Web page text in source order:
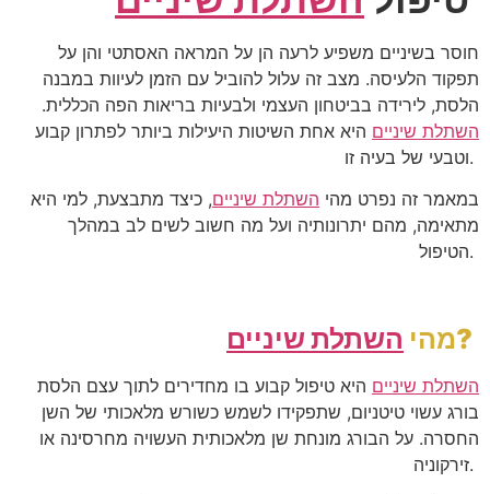
חוסר בשיניים משפיע לרעה הן על המראה האסתטי והן על
תפקוד הלעיסה. מצב זה עלול להוביל עם הזמן לעיוות במבנה
הלסת, לירידה בביטחון העצמי ולבעיות בריאות הפה הכללית.
השתלת שיניים היא אחת השיטות היעילות ביותר לפתרון קבוע
וטבעי של בעיה זו.
במאמר זה נפרט מהי השתלת שיניים, כיצד מתבצעת, למי היא
מתאימה, מהם יתרונותיה ועל מה חשוב לשים לב במהלך
הטיפול.
מהי השתלת שיניים ?
השתלת שיניים היא טיפול קבוע בו מחדירים לתוך עצם הלסת
בורג עשוי טיטניום, שתפקידו לשמש כשורש מלאכותי של השן
החסרה. על הבורג מונחת שן מלאכותית העשויה מחרסינה או
זירקוניה.